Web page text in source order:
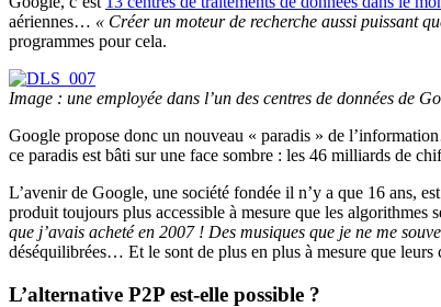
aériennes… « Créer un moteur de recherche aussi puissant
programmes pour cela.
Image : une employée dans l’un des centres de données de
Google propose donc un nouveau « paradis » de
ce paradis est bâti sur une face sombre : les 46 milliards de
L’avenir de Google, une société fondée il n’y a que 16 ans,
produit toujours plus accessible à mesure que les algorithmes
que j’avais acheté en 2007 ! Des musiques que je ne me
déséquilibrées… Et le sont de plus en plus à mesure que leurs
L’alternative P2P est-elle possible ?